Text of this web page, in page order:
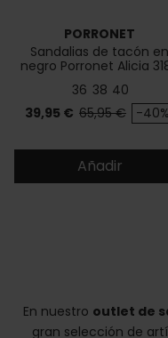
PORRONET
Sandalias de tacón en
negro Porronet Alicia
36 38 40
Precio
39,95 € Precio base
65,95 € -40%
Añadir
En nuestro outlet de
gran selección de